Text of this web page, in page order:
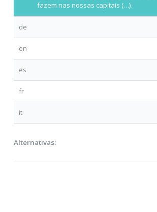
fazem nas nossas capitais (…).
de
en
es
fr
it
Alternativas: